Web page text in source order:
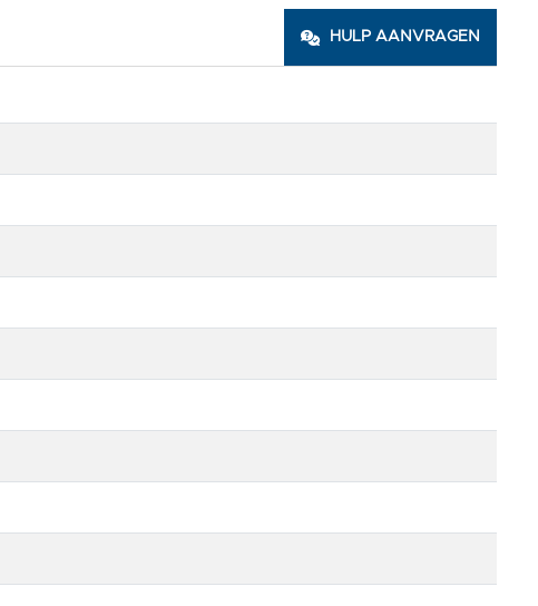
HULP AANVRAGEN